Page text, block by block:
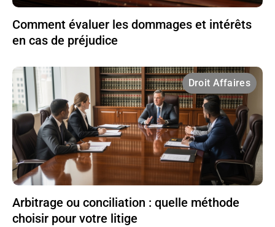
Comment évaluer les dommages et intérêts
en cas de préjudice
Droit Affaires
Arbitrage ou conciliation : quelle méthode
choisir pour votre litige